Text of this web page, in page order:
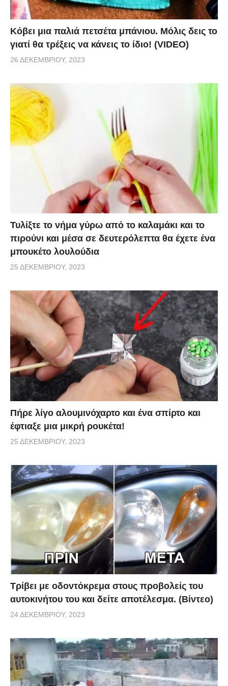
Κόβει μια παλιά πετσέτα μπάνιου. Μόλις δεις το
γιατί θα τρέξεις να κάνεις το ίδιο! (VIDEO)
26 ΔΕΚΕΜΒΡΊΟΥ, 2023
Τυλίξτε το νήμα γύρω από το καλαμάκι και το
πιρούνι και μέσα σε δευτερόλεπτα θα έχετε ένα
μπουκέτο λουλούδια
25 ΔΕΚΕΜΒΡΊΟΥ, 2023
Πήρε λίγο αλουμινόχαρτο και ένα σπίρτο και
έφτιαξε μια μικρή ρουκέτα!
25 ΔΕΚΕΜΒΡΊΟΥ, 2023
Τρίβει με οδοντόκρεμα στους προβολείς του
αυτοκινήτου του και δείτε αποτέλεσμα. (Βίντεο)
24 ΔΕΚΕΜΒΡΊΟΥ, 2023